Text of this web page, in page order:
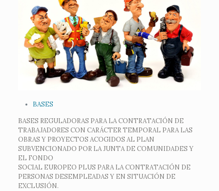
BASES
BASES REGULADORAS PARA LA CONTRATACIÓN DE
TRABAJADORES CON CARÁCTER TEMPORAL PARA LAS
OBRAS Y PROYECTOS ACOGIDOS AL PLAN
SUBVENCIONADO POR LA JUNTA DE COMUNIDADES Y
EL FONDO
SOCIAL EUROPEO PLUS PARA LA CONTRATACIÓN DE
PERSONAS DESEMPLEADAS Y EN SITUACIÓN DE
EXCLUSIÓN.